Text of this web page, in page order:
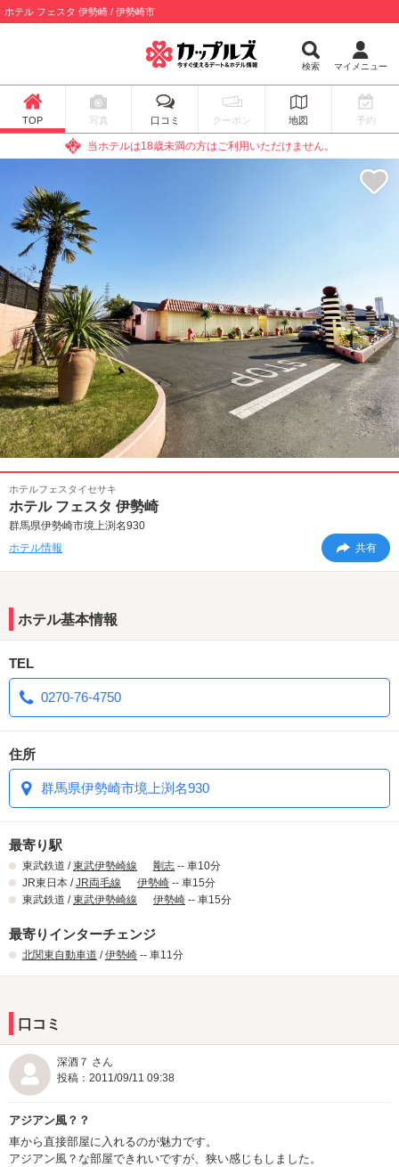
ホテル フェスタ 伊勢崎 / 伊勢崎市
検索 マイメニュー
TOP 写真 口コミ クーポン 地図 予約
当ホテルは18歳未満の方はご利用いただけません。
ホテルフェスタイセサキ
ホテル フェスタ 伊勢崎
群馬県伊勢崎市境上渕名930
ホテル情報
共有
ホテル基本情報
TEL
0270-76-4750
住所
群馬県伊勢崎市境上渕名930
最寄り駅
東武鉄道 /東武伊勢崎線 剛志 -- 車10分
JR東日本 /JR両毛線 伊勢崎 -- 車15分
東武鉄道 /東武伊勢崎線 伊勢崎 -- 車15分
最寄りインターチェンジ
北関東自動車道 /伊勢崎 -- 車11分
口コミ
深酒７ さん
投稿：2011/09/11 09:38
アジアン風？？
車から直接部屋に入れるのが魅力です。
アジアン風？な部屋できれいですが、狭い感じもしました。